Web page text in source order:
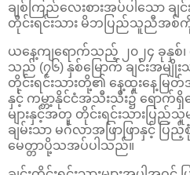
ချစ်ကြည်လေးစားအပ်ပါသော ခ
တိုင်းရင်းသား မိဘပြည်သူညီအစ်ကိုမေ
ယနေ့ကျရောက်သည့် ၂၀၂၄ ခုနှစ်၊
သည် (၇၆) နှစ်မြောက် ချင်းအမျိုး
တိုင်းရင်းသားတို့၏ နေ့ထူးနေ့မြ
နှင့် ကမ္ဘာ့နိုင်ငံအသီးသီး၌ ရောက်ရှိ
များနှင့်အတူ တိုင်းရင်းသားပြည်သူမ
ချမ်းသာ မင်္ဂလာအဖြာဖြာနှင့် ပြ
မေတ္တာပို့သအပ်ပါသည်။